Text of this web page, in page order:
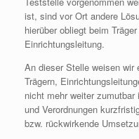
ist, sind vor Ort andere
hierüber obliegt beim
Einrichtungsleitung.
An dieser Stelle weisen wir
Trägern,
nicht mehr weiter
und Verordnungen
bzw. rückwirkende